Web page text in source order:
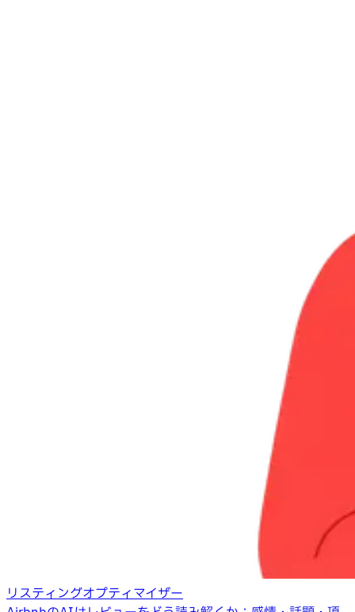
リスティングオプティマイザー